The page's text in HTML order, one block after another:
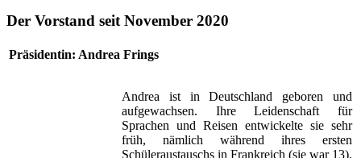
Der Vorstand seit November 2020
Präsidentin: Andrea Frings
Andrea ist in Deutschland geboren und
aufgewachsen. Ihre Leidenschaft für
Sprachen und Reisen entwickelte sie sehr
früh, nämlich während ihres ersten
Schüleraustauschs in Frankreich (sie war 13).